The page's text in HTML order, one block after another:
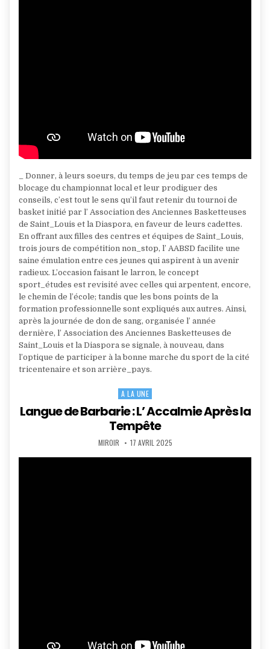
_ Donner, à leurs soeurs, du temps de jeu par ces temps de
blocage du championnat local et leur prodiguer des
conseils, c’est tout le sens qu’il faut retenir du tournoi de
basket initié par l’ Association des Anciennes Basketteuses
de Saint_Louis et la Diaspora, en faveur de leurs cadettes.
En offrant aux filles des centres et équipes de Saint_Louis,
trois jours de compétition non_stop, l’ AABSD facilite une
saine émulation entre ces jeunes qui aspirent à un avenir
radieux. L’occasion faisant le larron, le concept
sport_études est revisité avec celles qui arpentent, encore,
le chemin de l’école; tandis que les bons points de la
formation professionnelle sont expliqués aux autres. Ainsi,
après la journée de don de sang, organisée l’ année
dernière, l’ Association des Anciennes Basketteuses de
Saint_Louis et la Diaspora se signale, à nouveau, dans
l’optique de participer à la bonne marche du sport de la cité
tricentenaire et son arrière_pays.
Posted
in
A LA UNE
Langue de Barbarie : L’ Accalmie Après la
Tempête
AUTHOR:
MIROIR PUBLISHED
DATE:
17 AVRIL 2025